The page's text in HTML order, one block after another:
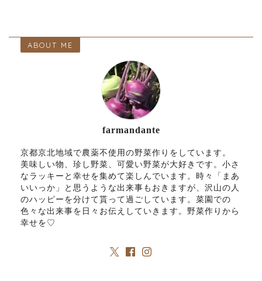
ABOUT ME
farmandante
京都京北地域で農薬不使用の野菜作りをしています。
美味しい物、珍し野菜、可愛い野菜が大好きです。小さ
なラッキーと幸せを集めて楽しんでいます。時々「まあ
いいっか」と思うような出来事もおきますが、沢山の人
のハッピーを分けて貰って過ごしています。菜園での
色々な出来事を日々お伝えしていきます。野菜作りから
幸せを♡